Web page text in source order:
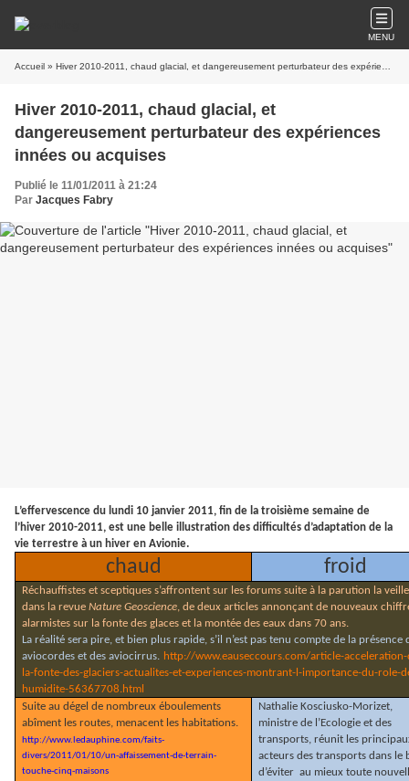
MENU
Accueil » Hiver 2010-2011, chaud glacial, et dangereusement perturbateur des expériences innées ou acquises
Hiver 2010-2011, chaud glacial, et
dangereusement perturbateur des expériences
innées ou acquises
Publié le 11/01/2011 à 21:24
Par Jacques Fabry
L’effervescence du lundi 10 janvier 2011, fin de la troisième semaine de
l’hiver 2010-2011, est une belle illustration des difficultés d’adaptation de la
vie terrestre à un hiver en Avionie.
chaud froid
Réchauffistes et sceptiques s’affrontent sur les forums suite à la parution la
dans la revue Nature Geoscience, de deux articles annonçant de nouveaux
alarmistes sur la fonte des glaces et la montée des eaux dans 70 ans.
La réalité sera pire, et bien plus rapide, s’il n’est pas tenu compte de la présence
aviocordes et des aviocirrus. http://www.eauseccours.com/article-acceleration-
la-fonte-des-glaciers-actualites-et-experiences-montrant-l-importance-du-role-
humidite-56367708.html
Suite au dégel de nombreux éboulements
abîment les routes, menacent les habitations.
http://www.ledauphine.com/faits-
divers/2011/01/10/un-affaissement-de-terrain-
touche-cinq-maisons
Nathalie Kosciusko-Morizet,
ministre de l’Ecologie et des
transports, réunit les
acteurs des transports dans le
d’éviter au mieux toute